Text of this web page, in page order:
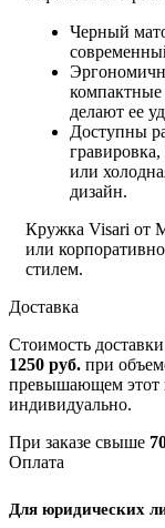
Черный
компактные
делают ее
Доступны
или
дизайн.
Кружка Visari от
или
стилем.
Доставка
Стоимость
1250 руб. при
превышающем этот
индивидуально.
При заказе свыше
Оплата
Для юридических